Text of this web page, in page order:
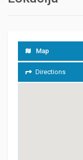
Map
Directions